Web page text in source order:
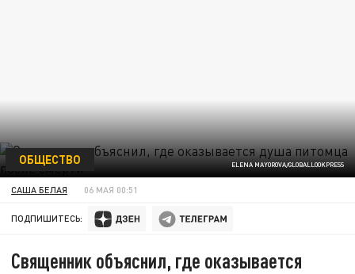
ELENA MAYOROVA/GLOBALLOOKPRESS
ОБЩЕСТВО
САША БЕЛАЯ 06 МАЯ 00:51
ПОДПИШИТЕСЬ:
Священник объяснил, где оказывается